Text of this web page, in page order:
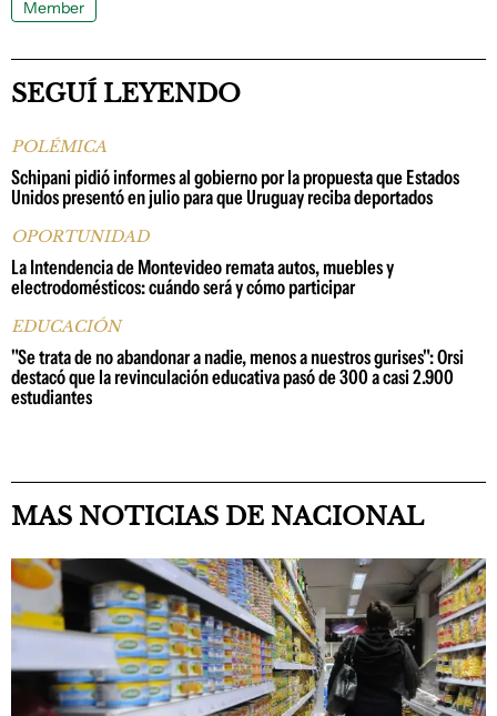
Member
SEGUÍ LEYENDO
POLÉMICA
Schipani pidió informes al gobierno por la propuesta que Estados
Unidos presentó en julio para que Uruguay reciba deportados
OPORTUNIDAD
La Intendencia de Montevideo remata autos, muebles y
electrodomésticos: cuándo será y cómo participar
EDUCACIÓN
"Se trata de no abandonar a nadie, menos a nuestros gurises": Orsi
destacó que la revinculación educativa pasó de 300 a casi 2.900
estudiantes
MAS NOTICIAS DE NACIONAL